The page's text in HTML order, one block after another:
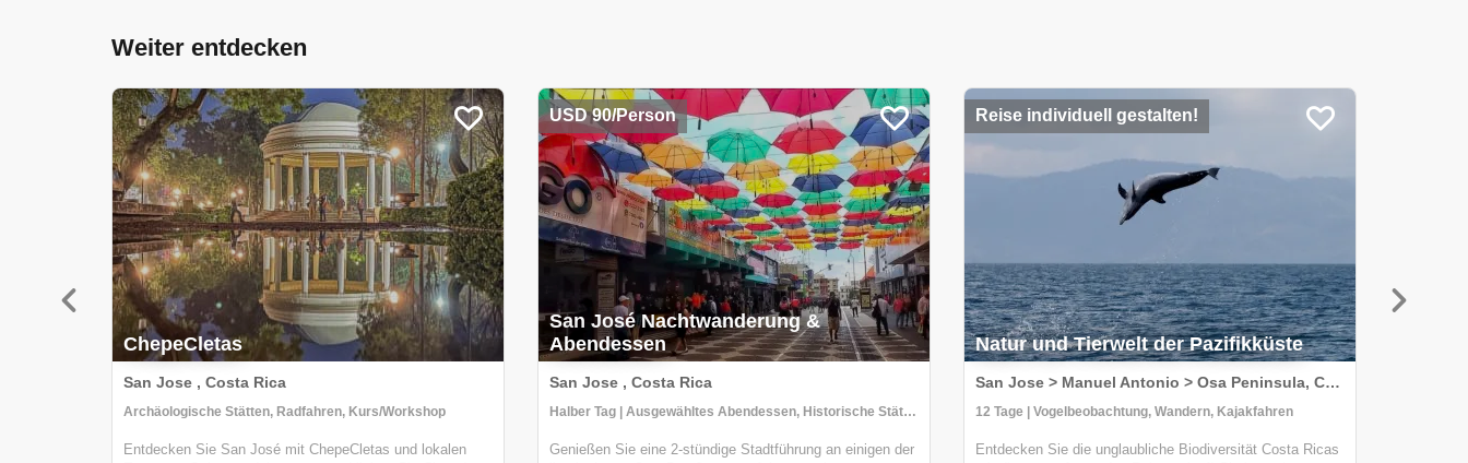
Weiter entdecken
ChepeCletas
San Jose , Costa Rica
Archäologische Stätten, Radfahren, Kurs/Workshop
Entdecken Sie San José mit ChepeCletas und lokalen
USD 90/Person
San José Nachtwanderung &
Abendessen
San Jose , Costa Rica
Halber Tag | Ausgewähltes Abendessen, Historische Stätten, Stadtrundgänge
Genießen Sie eine 2-stündige Stadtführung an einigen der
Reise individuell gestalten!
Natur und Tierwelt der Pazifikküste
San Jose > Manuel Antonio > Osa Peninsula, Costa Rica
12 Tage | Vogelbeobachtung, Wandern, Kajakfahren
Entdecken Sie die unglaubliche Biodiversität Costa Ricas